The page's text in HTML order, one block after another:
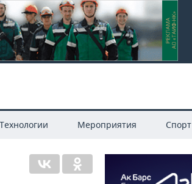
Технологии Мероприятия Спорт